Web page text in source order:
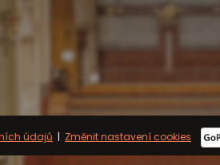
údajů | Změnit nastavení cookies